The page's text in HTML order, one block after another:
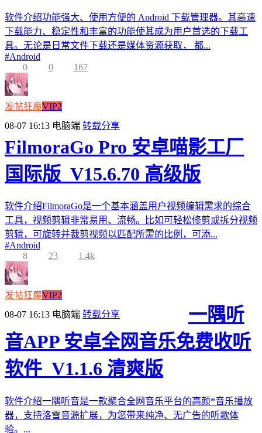
软件介绍功能强大、使用方便的 Android 下载管理器。其高速
下载能力、稳定性和丰富的功能使其成为用户首选的下载工
具。无论是日常文件下载还是媒体资源获取， 都...
#Android
0
0 167
发帖狂魔VIP2
08-07 16:13 电脑端 转载分享
FilmoraGo Pro 安卓喵影工厂
国际版_V15.6.70 高级版
软件介绍FilmoraGo是一个基本涵盖用户视频编辑需求的综合
工具，视频剪辑非常易用、流畅。比如可轻松修剪或拆分视频
剪辑，可旋转并裁剪视频以匹配所需的比例，可添...
#Android
8
23 1.4k
发帖狂魔VIP2
08-07 16:13 电脑端 转载分享
一隅听
音APP 安卓全网音乐免费收听
软件_V1.1.6 清爽版
软件介绍一隅听音是一款聚合全网音乐平台的高颜*音乐播放
器，支持洛雪音源扩展，为您带来纯净、无广告的听歌体
验。...